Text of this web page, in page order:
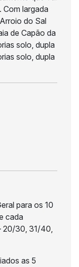
Com largada
do Sal
de Capão da
solo, dupla
solo, dupla
para os 10
cada
20/30, 31/40,
as 5